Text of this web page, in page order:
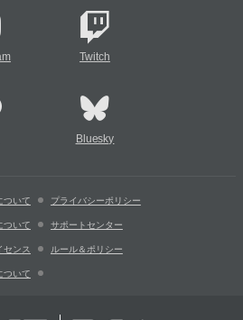
Twitch
Bluesky
ついて プライバシーポリシー
ついて サポートセンター
センス ルール＆ポリシー
ついて